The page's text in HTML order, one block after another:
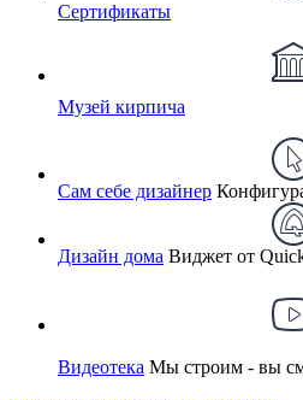
Сертификаты
Музей кирпича
Сам себе дизайнер
Дизайн дома Виджет от
Видеотека Мы строим - вы